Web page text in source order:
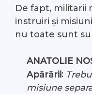
De fapt, militarii
instruiri și
nu toate sunt
ANATOLIE
Apărării:
misiune